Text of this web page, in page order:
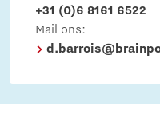
+31 (0)6 8161 6522
Mail ons: